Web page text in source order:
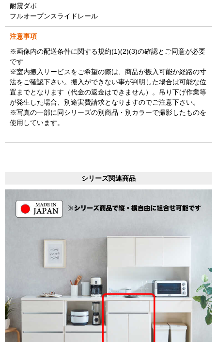
耐震ダボ
フルオープンスライドレール
注意事項
※画像内の配送条件に関する規約(1)(2)(3)の確認とご同意が必要
です
※室内搬入サービスをご希望の際は、商品が搬入可能か経路の寸
法をご確認下さい。搬入ができない事が判明した場合は可能な位
置までとなります（代金の返金はできません）。吊り下げ作業等
が発生した場合、別途実費請求となりますのでご注意下さい。
※写真の一部に同シリーズの別商品・別カラーで撮影したものを
使用しています。
シリーズ関連商品